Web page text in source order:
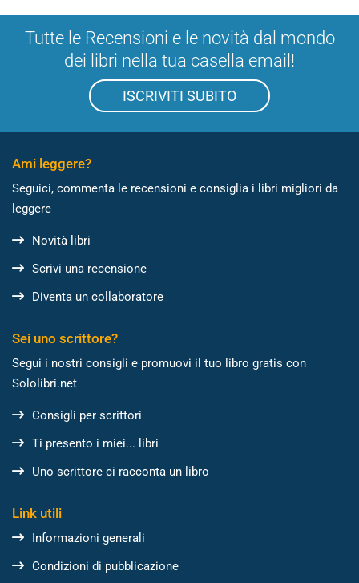
Tutte le Recensioni e le novità dal mondo
dei libri nella tua casella email!
ISCRIVITI SUBITO
Ami leggere?
Seguici, commenta le recensioni e consiglia i libri migliori da
leggere
Novità libri
Scrivi una recensione
Diventa un collaboratore
Sei uno scrittore?
Segui i nostri consigli e promuovi il tuo libro gratis con
Sololibri.net
Consigli per scrittori
Ti presento i miei... libri
Uno scrittore ci racconta un libro
Link utili
Informazioni generali
Condizioni di pubblicazione